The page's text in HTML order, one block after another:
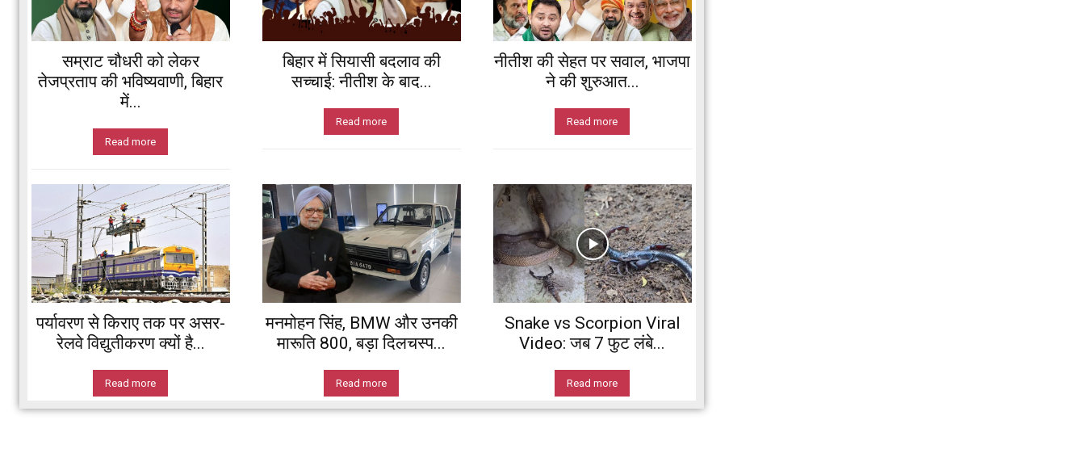
सम्राट चौधरी को लेकर
तेजप्रताप की भविष्यवाणी, बिहार
में...
Read more
बिहार में सियासी बदलाव की
सच्चाई: नीतीश के बाद...
Read more
नीतीश की सेहत पर सवाल, भाजपा
ने की शुरुआत...
Read more
पर्यावरण से किराए तक पर असर-
रेलवे विद्युतीकरण क्यों है...
Read more
मनमोहन सिंह, BMW और उनकी
मारूति 800, बड़ा दिलचस्प...
Read more
Snake vs Scorpion Viral
Video: जब 7 फुट लंबे...
Read more